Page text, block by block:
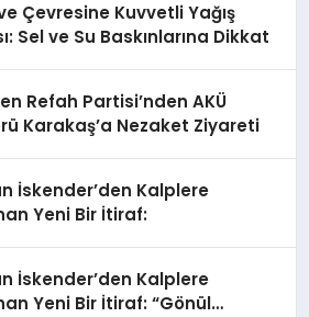
Çevresine Kuvvetli Yağış
Sel ve Su Baskınlarına Dikkat
Refah Partisi’nden AKÜ
Karakaş’a Nezaket Ziyareti
İskender’den Kalplere
Yeni Bir İtiraf:
İskender’den Kalplere
Yeni Bir İtiraf: “Gönül